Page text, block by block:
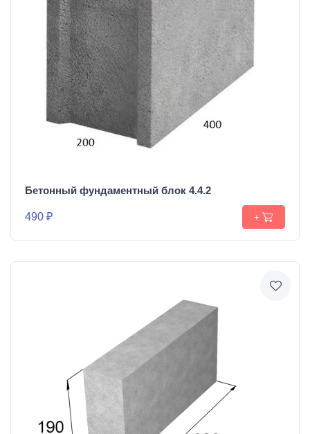
Бетонный фундаментный блок 4.4.2
490 ₽ +